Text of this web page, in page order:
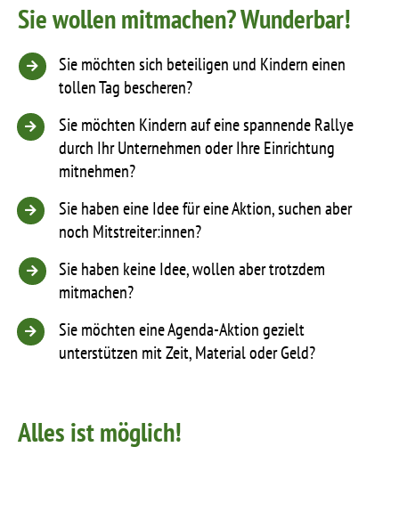
Sie wollen mitmachen? Wunderbar!
Sie möchten sich beteiligen und Kindern einen
tollen Tag bescheren?
Sie möchten Kindern auf eine spannende Rallye
durch Ihr Unternehmen oder Ihre Einrichtung
mitnehmen?
Sie haben eine Idee für eine Aktion, suchen aber
noch Mitstreiter:innen?
Sie haben keine Idee, wollen aber trotzdem
mitmachen?
Sie möchten eine Agenda-Aktion gezielt
unterstützen mit Zeit, Material oder Geld?
Alles ist möglich!